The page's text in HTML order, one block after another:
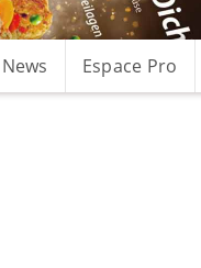
News Espace Pro